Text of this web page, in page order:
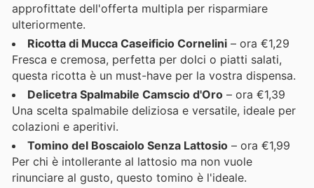
approfittate dell'offerta multipla per risparmiare
ulteriormente.
Ricotta di Mucca Caseificio Cornelini – ora €1,29
Fresca e cremosa, perfetta per dolci o piatti salati,
questa ricotta è un must-have per la vostra dispensa.
Delicetra Spalmabile Camscio d'Oro – ora €1,39
Una scelta spalmabile deliziosa e versatile, ideale per
colazioni e aperitivi.
Tomino del Boscaiolo Senza Lattosio – ora €1,99
Per chi è intollerante al lattosio ma non vuole
rinunciare al gusto, questo tomino è l'ideale.